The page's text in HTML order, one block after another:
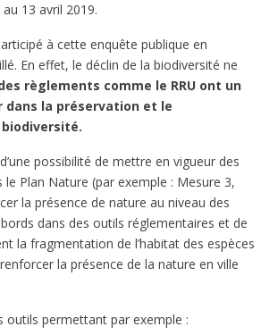
13 avril 2019.
à cette enquête publique en
En effet, le déclin de la biodiversité ne
règlements comme le RRU ont un
dans la préservation et le
possibilité de mettre en vigueur des
le Plan Nature (par exemple : Mesure 3,
la présence de nature au niveau des
dans des outils réglementaires et de
la fragmentation de l’habitat des espèces
la présence de la nature en ville
outils permettant par exemple :